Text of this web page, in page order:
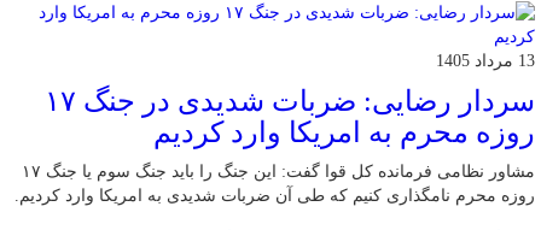
13 مرداد 1405
سردار رضایی: ضربات شدیدی در جنگ ۱۷
روزه محرم به امریکا وارد کردیم
مشاور نظامی فرمانده کل قوا گفت: این جنگ را باید جنگ سوم یا جنگ ۱۷
روزه محرم نامگذاری کنیم که طی آن ضربات شدیدی به امریکا وارد کردیم.